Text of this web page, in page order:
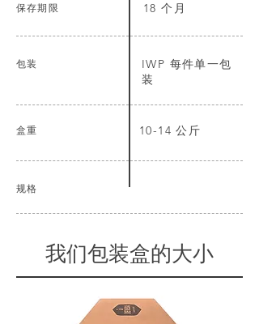
保存期限 18 个月
IWP 每件单一包
装
包装
盒重 10-14 公斤
规格
我们包装盒的大小